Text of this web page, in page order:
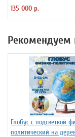
135 000 р.
Рекомендуем
Глобус с подсветкой
политический на